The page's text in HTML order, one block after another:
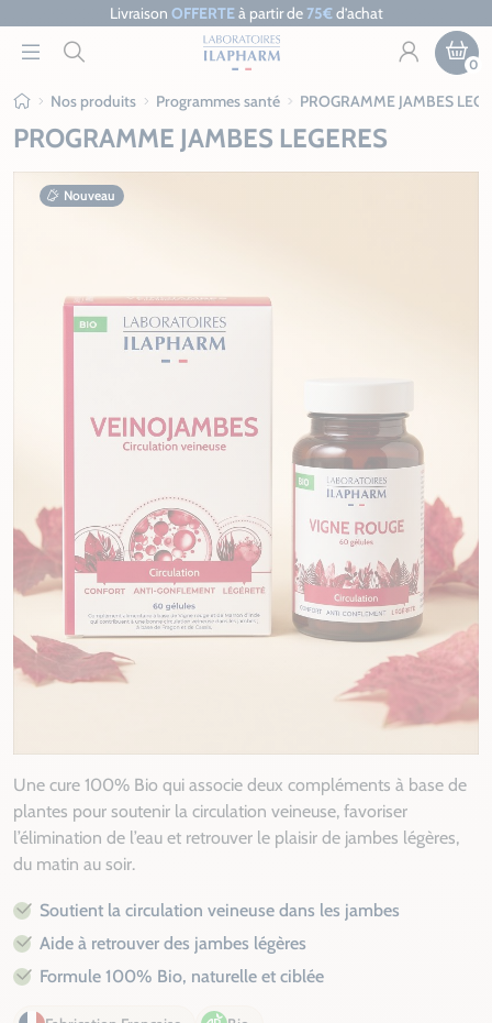
Livraison OFFERTEà partir de 75€d’achat
0
IlapharmNos produits Programmes santé PROGRAMME JAMBES
Nouveau
PROGRAMME JAMBES LEGERES
Une cure 100% Bio qui associe deux compléments à base de
plantes pour soutenir la circulation veineuse, favoriser
l’élimination de l’eau et retrouver le plaisir de jambes légères,
du matin au soir.
Soutient la circulation veineuse dans les jambes
Aide à retrouver des jambes légères
Formule 100% Bio, naturelle et ciblée